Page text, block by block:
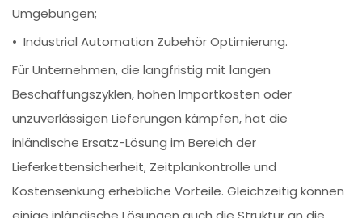
Umgebungen;
• Industrial Automation Zubehör Optimierung.
Für Unternehmen, die langfristig mit langen
Beschaffungszyklen, hohen Importkosten oder
unzuverlässigen Lieferungen kämpfen, hat die
inländische Ersatz-Lösung im Bereich der
Lieferkettensicherheit, Zeitplankontrolle und
Kostensenkung erhebliche Vorteile. Gleichzeitig können